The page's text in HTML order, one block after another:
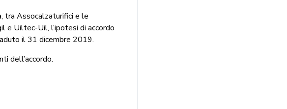
tra Assocalzaturifici e le
e Uiltec-Uil, l’ipotesi di accordo
il 31 dicembre 2019.
dell’accordo.